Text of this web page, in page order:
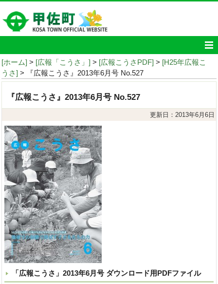
[ホーム] > [広報「こうさ」] > [広報こうさPDF] > [H25年広報こ
うさ] > 『広報こうさ』2013年6月号 No.527
『広報こうさ』2013年6月号 No.527
更新日：2013年6月6日
「広報こうさ」2013年6月号 ダウンロード用PDFファイル